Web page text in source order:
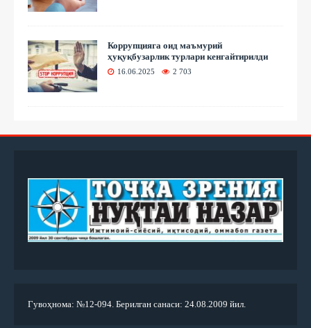
Коррупцияга оид маъмурий
ҳуқуқбузарлик турлари кенгайтирилди
16.06.2025 2 703
Гувоҳнома: №12-094. Берилган санаси: 24.08.2009 йил.